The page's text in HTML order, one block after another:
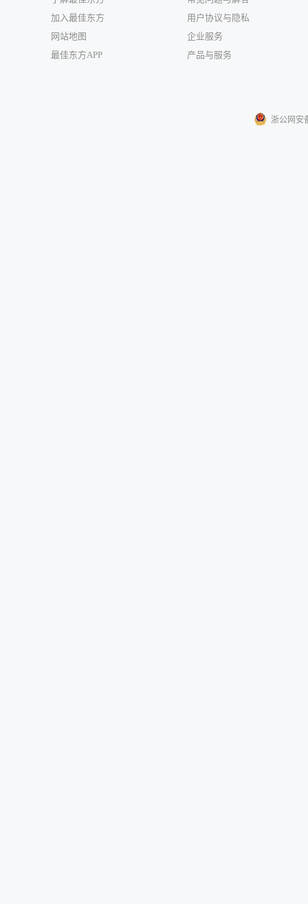
加入最佳东方
网站地图
最佳东方APP
用户协议与隐私
企业服务
产品与服务
浙公网安